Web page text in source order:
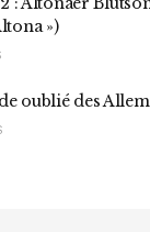
»)
oublié des